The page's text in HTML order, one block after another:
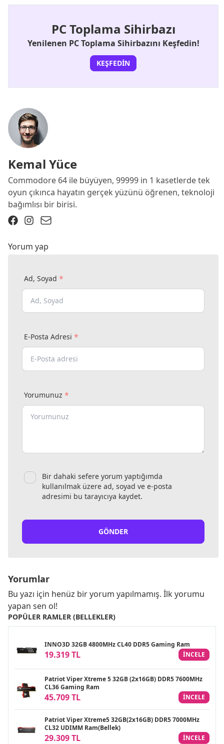
PC Toplama Sihirbazı
Yenilenen PC Toplama Sihirbazını Keşfedin!
KEŞFEDIN
Kemal Yüce
Commodore 64 ile büyüyen, 99999 in 1 kasetlerde tek
oyun çıkınca hayatın gerçek yüzünü öğrenen, teknoloji
bağımlısı bir birisi.
Yorum yap
Ad, Soyad *
E-Posta Adresi *
Yorumunuz *
Bir dahaki sefere yorum yaptığımda
kullanılmak üzere ad, soyad ve e-posta
adresimi bu tarayıcıya kaydet.
GÖNDER
Yorumlar
Bu yazı için henüz bir yorum yapılmamış. İlk yorumu
yapan sen ol!
POPÜLER RAMLER (BELLEKLER)
INNO3D 32GB 4800MHz CL40 DDR5 Gaming Ram
19.319 TL INCELE
Patriot Viper Xtreme 5 32GB (2x16GB) DDR5 7600MHz
CL36 Gaming Ram
45.709 TL INCELE
Patriot Viper Xtreme5 32GB(2x16GB) DDR5 7000MHz
CL32 UDIMM Ram(Bellek)
29.309 TL INCELE